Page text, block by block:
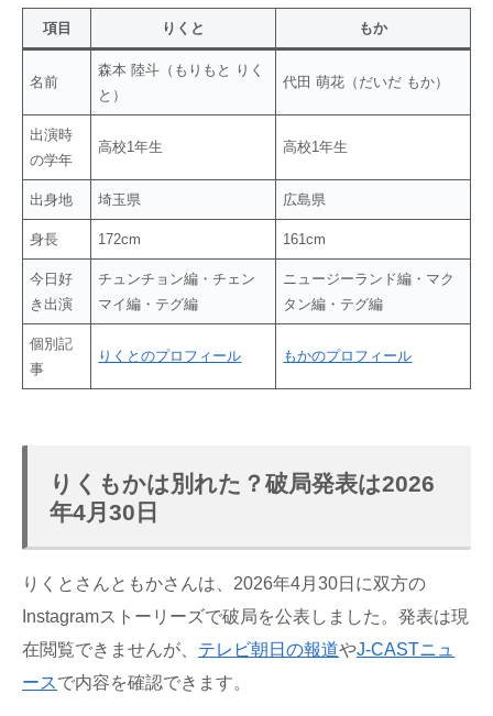
項目 りくと もか
名前
森本 陸斗（もりもと りく
と）
代田 萌花（だいだ もか）
出演時
の学年
高校1年生 高校1年生
出身地 埼玉県 広島県
身長 172cm 161cm
今日好
き出演
チュンチョン編・チェン
マイ編・テグ編
ニュージーランド編・マク
タン編・テグ編
個別記
事
りくとのプロフィール もかのプロフィール
りくもかは別れた？破局発表は2026
年4月30日
りくとさんともかさんは、2026年4月30日に双方の
Instagramストーリーズで破局を公表しました。発表は現
在閲覧できませんが、 テレビ朝日の報道やJ-CASTニュ
ースで内容を確認できます。